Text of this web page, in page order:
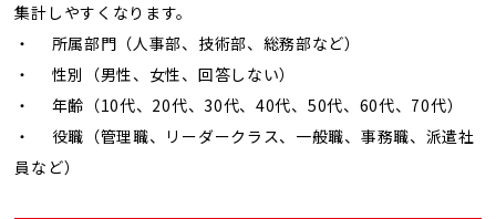
集計しやすくなります。
・ 所属部門（人事部、技術部、総務部など）
・ 性別（男性、女性、回答しない）
・ 年齢（10代、20代、30代、40代、50代、60代、70代）
・ 役職（管理職、リーダークラス、一般職、事務職、派遣社
員など）